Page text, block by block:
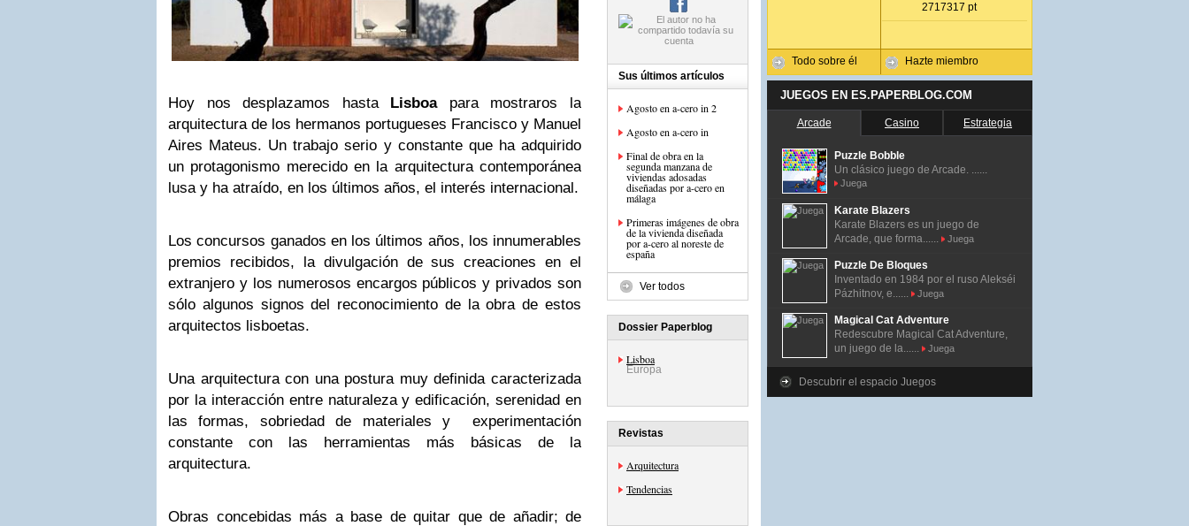
Hoy nos desplazamos hasta Lisboapara mostraros la
arquitectura de los hermanos portugueses Francisco y Manuel
Aires Mateus. Un trabajo serio y constante que ha adquirido
un protagonismo merecido en la arquitectura contemporánea
lusa y ha atraído, en los últimos años, el interés internacional.
Los concursos ganados en los últimos años, los innumerables
premios recibidos, la divulgación de sus creaciones en el
extranjero y los numerosos encargos públicos y privados son
sólo algunos signos del reconocimiento de la obra de estos
arquitectos lisboetas.
Una arquitectura con una postura muy definida caracterizada
por la interacción entre naturaleza y edificación, serenidad en
las formas, sobriedad de materiales y experimentación
constante con las herramientas más básicas de la
arquitectura.
Obras concebidas más a base de quitar que de añadir; de
Sus últimos artículos
Agosto en a-cero in 2
Agosto en a-cero in
Final de obra en la
segunda manzana de
viviendas adosadas
diseñadas por a-cero en
málaga
Primeras imágenes de obra
de la vivienda diseñada
por a-cero al noreste de
españa
Ver todos
Dossier Paperblog
Lisboa
Europa
Revistas
Arquitectura
Tendencias
Todo sobre él
2717317 pt
Hazte miembro
JUEGOS EN ES.PAPERBLOG.COM
Arcade Casino Estrategia
Puzzle Bobble
Un clásico juego de Arcade. ......
Juega
Karate Blazers
Karate Blazers es un juego de
Arcade, que forma......
Juega
Puzzle De Bloques
Inventado en 1984 por el ruso Alekséi
Pázhitnov, e......
Juega
Magical Cat Adventure
Redescubre Magical Cat Adventure,
un juego de la......
Juega
Descubrir el espacio Juegos